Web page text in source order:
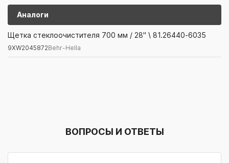
Аналоги
Артикул/Бренд Наименование
9XW2045872Behr-Hella
Щетка стеклоочистителя 700 мм / 28" \ 81.26440-6035
9XW2045872Behr-Hella
ВОПРОСЫ И ОТВЕТЫ